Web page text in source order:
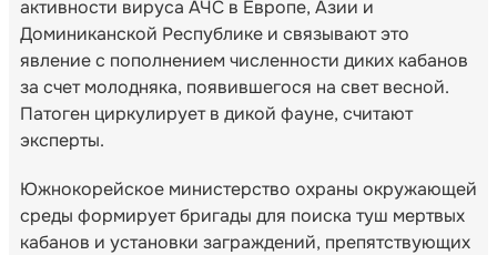
активности вируса АЧС в Европе, Азии и
Доминиканской Республике и связывают это
явление с пополнением численности диких кабанов
за счет молодняка, появившегося на свет весной.
Патоген циркулирует в дикой фауне, считают
эксперты.
Южнокорейское министерство охраны окружающей
среды формирует бригады для поиска туш мертвых
кабанов и установки заграждений, препятствующих